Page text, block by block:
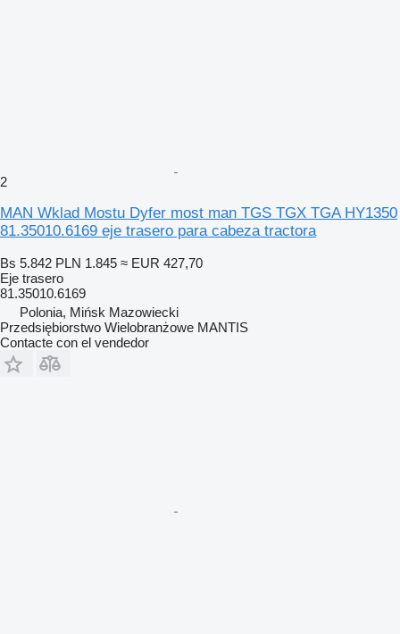
2
MAN Wklad Mostu Dyfer most man TGS TGX TGA HY1350
81.35010.6169 eje trasero para cabeza tractora
Bs 5.842 PLN 1.845 ≈ EUR 427,70
Eje trasero
81.35010.6169
Polonia, Mińsk Mazowiecki
Przedsiębiorstwo Wielobranżowe MANTIS
Contacte con el vendedor